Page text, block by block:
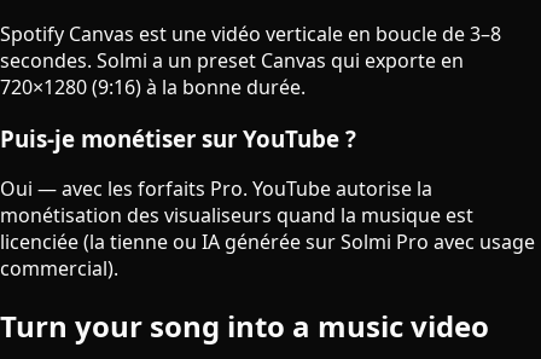
Spotify Canvas est une vidéo verticale en boucle de 3–8
secondes. Solmi a un preset Canvas qui exporte en
720×1280 (9:16) à la bonne durée.
Puis-je monétiser sur YouTube ?
Oui — avec les forfaits Pro. YouTube autorise la
monétisation des visualiseurs quand la musique est
licenciée (la tienne ou IA générée sur Solmi Pro avec usage
commercial).
Turn your song into a music video